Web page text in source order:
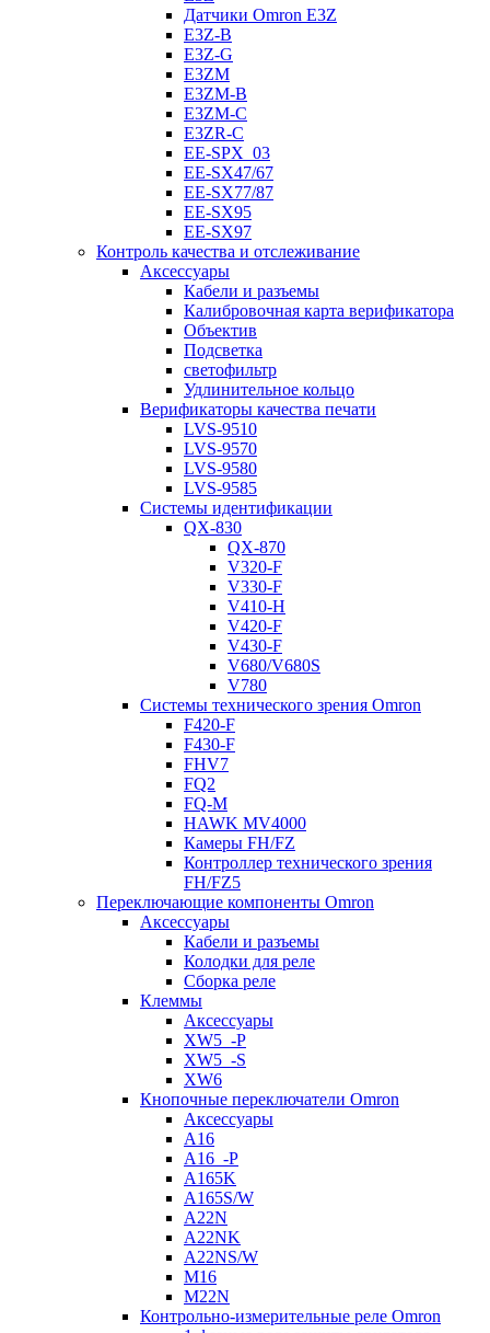
Датчики Omron E3Z
E3Z-B
E3Z-G
E3ZM
E3ZM-B
E3ZM-C
E3ZR-C
EE-SPX_03
EE-SX47/67
EE-SX77/87
EE-SX95
EE-SX97
Контроль качества и отслеживание
Аксессуары
Кабели и разъемы
Калибровочная карта верификатора
Объектив
Подсветка
светофильтр
Удлинительное кольцо
Верификаторы качества печати
LVS-9510
LVS-9570
LVS-9580
LVS-9585
Системы идентификации
QX-830
QX-870
V320-F
V330-F
V410-H
V420-F
V430-F
V680/V680S
V780
Системы технического зрения Omron
F420-F
F430-F
FHV7
FQ2
FQ-M
HAWK MV4000
Камеры FH/FZ
Контроллер технического зрения
FH/FZ5
Переключающие компоненты Omron
Аксессуары
Кабели и разъемы
Колодки для реле
Сборка реле
Клеммы
Аксессуары
XW5_-P
XW5_-S
XW6
Кнопочные переключатели Omron
Аксессуары
A16
A16_-P
A165K
A165S/W
A22N
A22NK
A22NS/W
M16
M22N
Контрольно-измерительные реле Omron